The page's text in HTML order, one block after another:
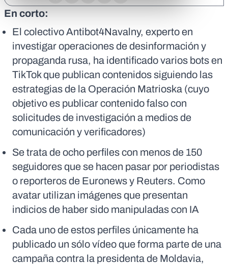
En corto:
El colectivo Antibot4Navalny, experto en
investigar operaciones de desinformación y
propaganda rusa, ha identificado varios bots en
TikTok que publican contenidos siguiendo las
estrategias de la Operación Matrioska (cuyo
objetivo es publicar contenido falso con
solicitudes de investigación a medios de
comunicación y verificadores)
Se trata de ocho perfiles con menos de 150
seguidores que se hacen pasar por periodistas
o reporteros de Euronews y Reuters. Como
avatar utilizan imágenes que presentan
indicios de haber sido manipuladas con IA
Cada uno de estos perfiles únicamente ha
publicado un sólo vídeo que forma parte de una
campaña contra la presidenta de Moldavia,